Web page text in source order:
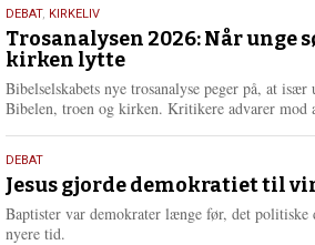
2.
juni
2026
DEBAT, KIRKELIV
Trosanalysen 2026: Når unge
kirken lytte
Bibelselskabets nye trosanalyse peger på, at
Bibelen, troen og kirken. Kritikere advarer
18.
maj
2026
DEBAT
Jesus gjorde demokratiet til
Baptister var demokrater længe før, det politiske
nyere tid.